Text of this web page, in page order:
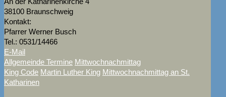
38100 Braunschweig
Kontakt:
Pfarrer Werner Busch
Tel.: 0531/14466
E-Mail
Allgemeinde Termine Mittwochnachmittag
King Code Martin Luther King Mittwochnachmittag an St.
Katharinen